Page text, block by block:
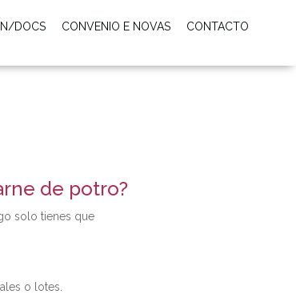
DOCS CONVENIO E NOVAS CONTACTO
de potro?
solo tienes que
o lotes.